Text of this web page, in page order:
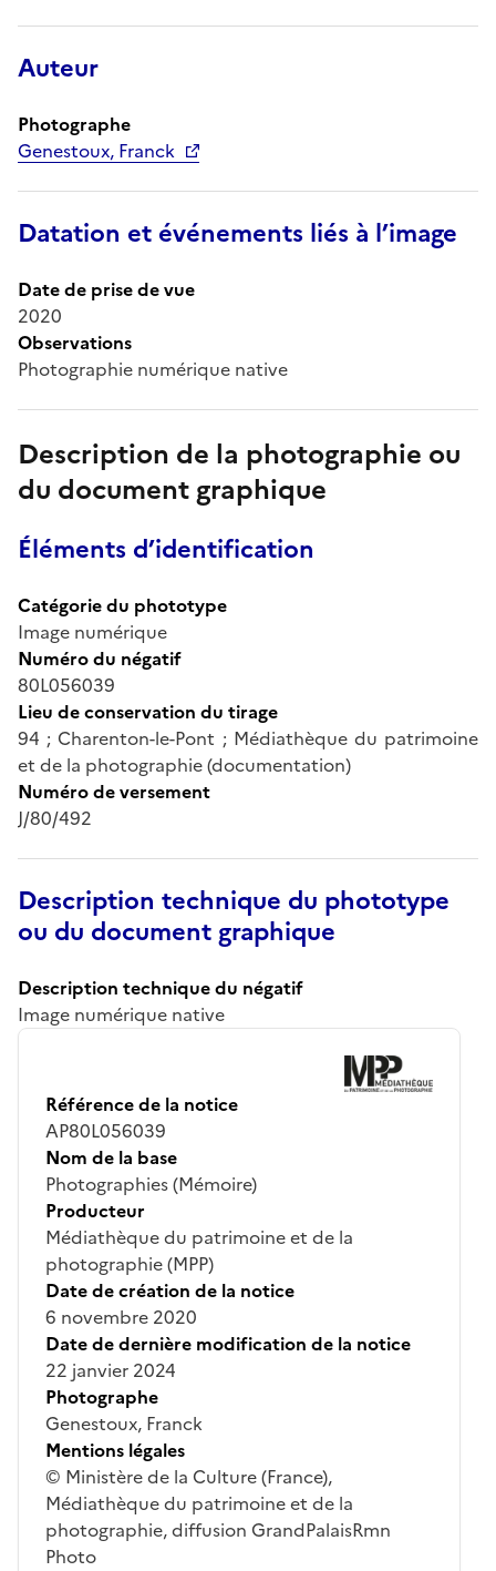
Auteur
Photographe
Genestoux, Franck
Datation et événements liés à l’image
Date de prise de vue
2020
Observations
Photographie numérique native
Description de la photographie ou
du document graphique
Éléments d’identification
Catégorie du phototype
Image numérique
Numéro du négatif
80L056039
Lieu de conservation du tirage
94 ; Charenton-le-Pont ; Médiathèque du patrimoine
et de la photographie (documentation)
Numéro de versement
J/80/492
Description technique du phototype
ou du document graphique
Description technique du négatif
Image numérique native
Référence de la notice
AP80L056039
Nom de la base
Photographies (Mémoire)
Producteur
Médiathèque du patrimoine et de la
photographie (MPP)
Date de création de la notice
6 novembre 2020
Date de dernière modification de la notice
22 janvier 2024
Photographe
Genestoux, Franck
Mentions légales
© Ministère de la Culture (France),
Médiathèque du patrimoine et de la
photographie, diffusion GrandPalaisRmn
Photo